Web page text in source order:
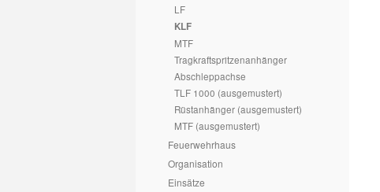
LF
KLF
MTF
Tragkraftspritzenanhänger
Abschleppachse
TLF 1000 (ausgemustert)
Rüstanhänger (ausgemustert)
MTF (ausgemustert)
Feuerwehrhaus
Organisation
Einsätze